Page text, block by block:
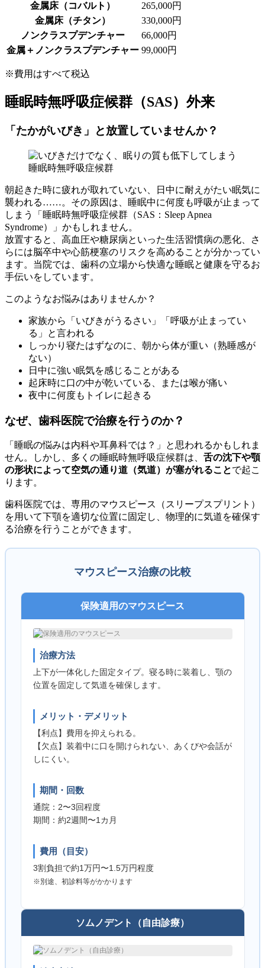
金属床（コバルト）
265,000円
金属床（チタン）
330,000円
ノンクラスプデンチャー
66,000円
金属＋ノンクラスプデンチャー 99,000円
※費用はすべて税込
睡眠時無呼吸症候群（SAS）外来
「たかがいびき」と放置していませんか？
朝起きた時に疲れが取れていない、日中に耐えがたい眠気に
襲われる……。その原因は、睡眠中に何度も呼吸が止まって
しまう「睡眠時無呼吸症候群（SAS：Sleep Apnea
Syndrome）」かもしれません。
放置すると、高血圧や糖尿病といった生活習慣病の悪化、さ
らには脳卒中や心筋梗塞のリスクを高めることが分かってい
ます。当院では、歯科の立場から快適な睡眠と健康を守るお
手伝いをしています。
このようなお悩みはありませんか？
家族から「いびきがうるさい」「呼吸が止まってい
る」と言われる
しっかり寝たはずなのに、朝から体が重い（熟睡感が
ない）
日中に強い眠気を感じることがある
起床時に口の中が乾いている、または喉が痛い
夜中に何度もトイレに起きる
なぜ、歯科医院で治療を行うのか？
「睡眠の悩みは内科や耳鼻科では？」と思われるかもしれま
せん。しかし、多くの睡眠時無呼吸症候群は、 舌の沈下や顎
の形状によって空気の通り道（気道）が塞がれることで起こ
ります。
歯科医院では、専用のマウスピース（スリープスプリント）
を用いて下顎を適切な位置に固定し、物理的に気道を確保す
る治療を行うことができます。
マウスピース治療の比較
保険適用のマウスピース
治療方法
上下が一体化した固定タイプ。寝る時に装着し、顎の
位置を固定して気道を確保します。
メリット・デメリット
【利点】費用を抑えられる。
【欠点】装着中に口を開けられない、あくびや会話が
しにくい。
期間・回数
通院：2〜3回程度
期間：約2週間〜1カ月
費用（目安）
3割負担で約1万円〜1.5万円程度
※別途、初診料等がかかります
ソムノデント（自由診療）